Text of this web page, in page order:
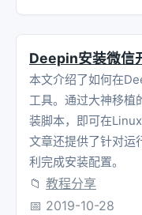
Deepin安装微信
本文介绍了如何在
工具。通过大神移植
装脚本，即可在
文章还提供了针对运
利完成安装配置。
📁 教程分享
📅 2019-10-28